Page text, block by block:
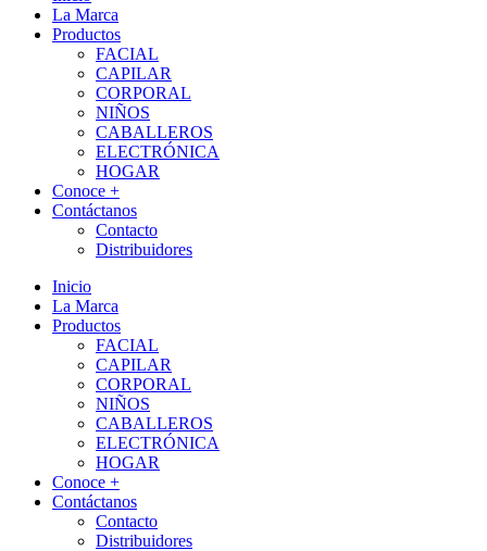
La Marca
Productos
FACIAL
CAPILAR
CORPORAL
NIÑOS
CABALLEROS
ELECTRÓNICA
HOGAR
Conoce +
Contáctanos
Contacto
Distribuidores
Inicio
La Marca
Productos
FACIAL
CAPILAR
CORPORAL
NIÑOS
CABALLEROS
ELECTRÓNICA
HOGAR
Conoce +
Contáctanos
Contacto
Distribuidores